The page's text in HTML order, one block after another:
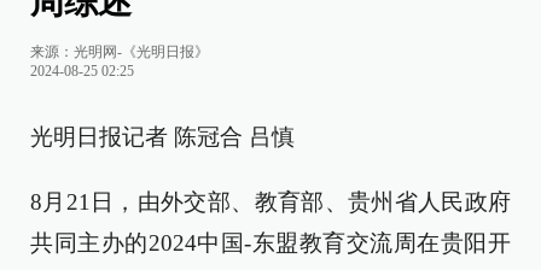
来源： 光明网-《光明日报》
2024-08-25 02:25
光明日报记者 陈冠合 吕慎
8月21日，由外交部、教育部、贵州省人民政府
共同主办的2024中国-东盟教育交流周在贵阳开